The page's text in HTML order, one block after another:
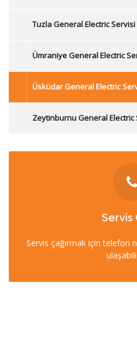
Tuzla General Electric Servisi
Ümraniye General Electric
Üsküdar General Electric
Zeytinburnu General Electric
Servis
Servis çağırmak için telefon
0212
0532 403